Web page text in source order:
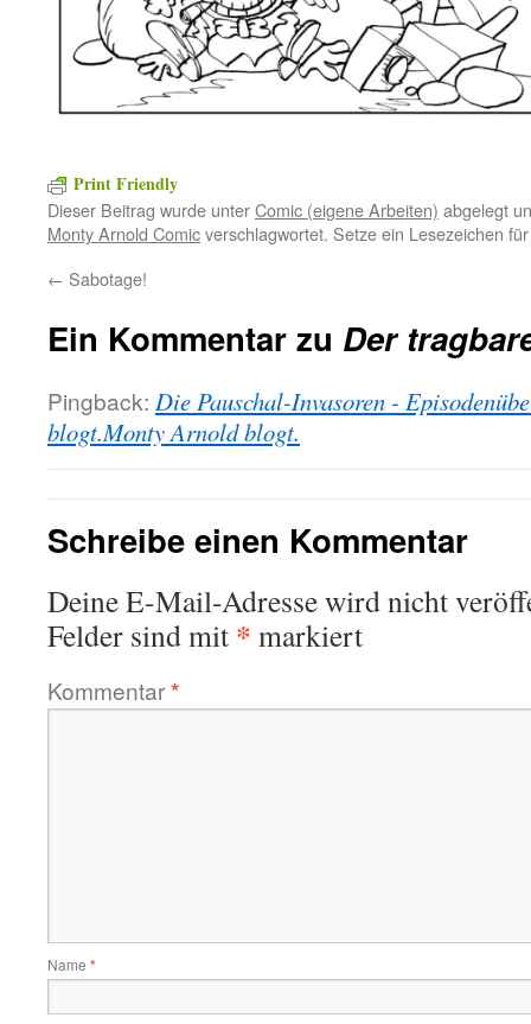
Print Friendly
Dieser Beitrag wurde unterComic (eigene Arbeiten) abgelegt
Monty Arnold Comicverschlagwortet. Setze ein Lesezeichen
← Sabotage!
Ein Kommentar zu Der
Pingback: Die Pauschal-Invasoren -
blogt.Monty Arnold blogt.
Schreibe einen Kommentar
Deine E-Mail-Adresse wird nicht
Felder sind mit * markiert
Kommentar*
Name *